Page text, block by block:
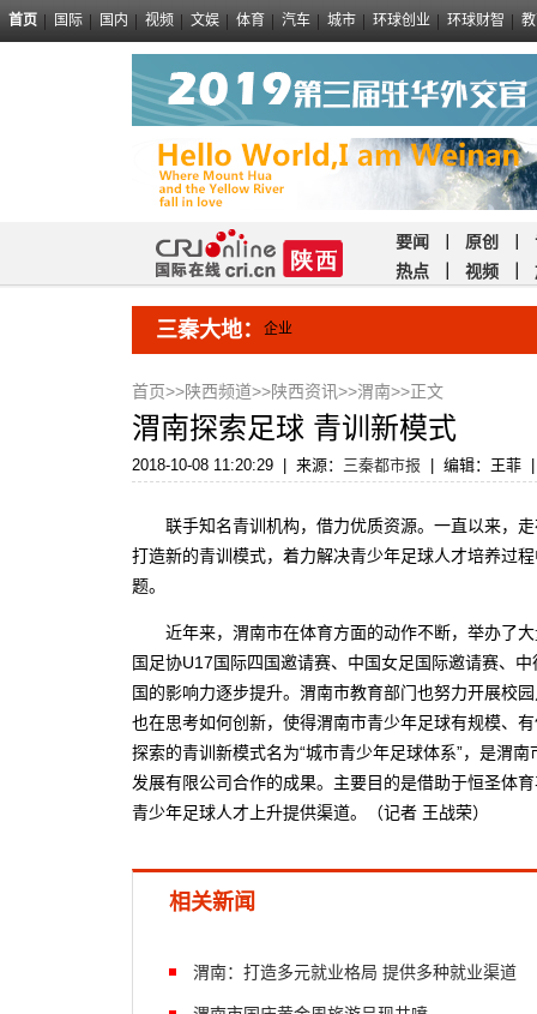
首页 国际 国内 视频 文娱 体育 汽车 城市 环球创业 环球财智
要闻 原创
热点
视频
三秦大地： 企业
首页>>陕西频道>>陕西资讯>>渭南>>正文
渭南探索足球 青训新模式
2018-10-08 11:20:29 来源： 三秦都市报 编辑：王菲
联手知名青训机构，借力优质资源。一直以来，走
打造新的青训模式，着力解决青少年足球人才培养过
题。
近年来，渭南市在体育方面的动作不断，举办了大
国足协U17国际四国邀请赛、中国女足国际邀请赛、
国的影响力逐步提升。渭南市教育部门也努力开展校
也在思考如何创新，使得渭南市青少年足球有规模、
探索的青训新模式名为“城市青少年足球体系”，是渭
发展有限公司合作的成果。主要目的是借助于恒圣体
青少年足球人才上升提供渠道。（记者 王战荣）
相关新闻
渭南：打造多元就业格局 提供多种就业渠道